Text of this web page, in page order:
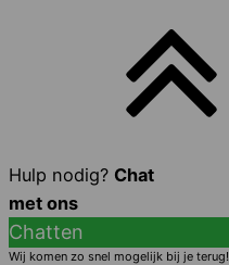
Hulp nodig? Chat
met ons
Chatten
Wij komen zo snel mogelijk bij je terug!